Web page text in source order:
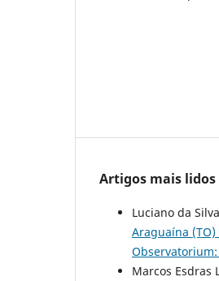
Artigos mais
Luciano da
Araguaína
Observatorium:
Marcos Esdras